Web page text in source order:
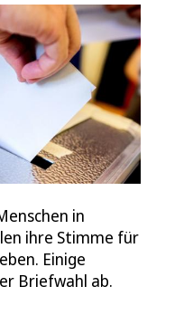
in
ihre Stimme für
Einige
Briefwahl ab.